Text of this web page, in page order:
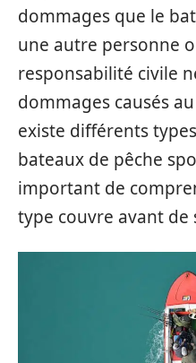
dommages que le
une autre personne
responsabilité civile
dommages causés
existe différents
bateaux de pêche
important de
type couvre avant de